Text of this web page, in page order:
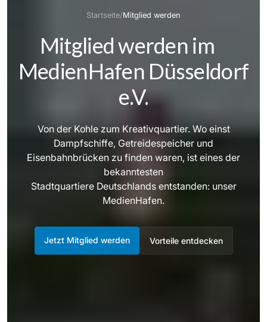
Startseite/Mitglied werden
Mitglied werden im
MedienHafen Düsseldorf
e.V.
Von der Kohle zum Kreativquartier. Wo einst
Dampfschiffe, Getreidespeicher und
Eisenbahnbrücken zu finden waren, ist eines der
bekanntesten
Stadtquartiere Deutschlands entstanden: unser
MedienHafen.
Jetzt Mitglied werden Vorteile entdecken